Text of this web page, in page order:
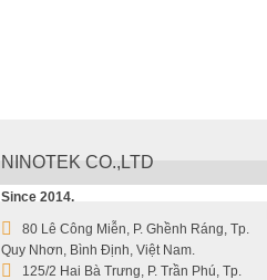
NINOTEK CO.,LTD
Since 2014.
80 Lê Công Miễn, P. Ghềnh Ráng, Tp.
Quy Nhơn, Bình Định, Việt Nam.
125/2 Hai Bà Trưng, P. Trần Phú, Tp.